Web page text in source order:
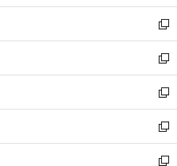
開
く
ウ
で
開
く
ン
ド
ウ
で
開
く
ウ
ィ
ン
ド
ウ
で
開
く
し
い
ウ
ィ
ン
ド
ウ
で
開
く
新
し
い
ウ
ィ
ン
ド
ウ
で
新
し
い
ウ
ィ
ン
ド
新
し
い
ウ
ィ
新
し
い